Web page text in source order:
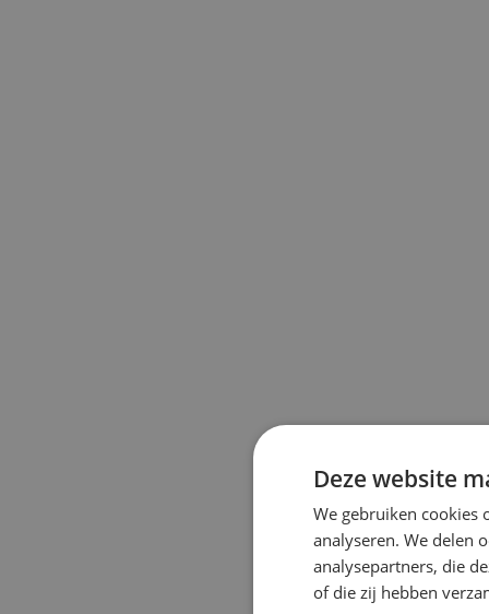
Deze website
We gebruiken cookies
analyseren. We delen
analysepartners, die
of die zij hebben